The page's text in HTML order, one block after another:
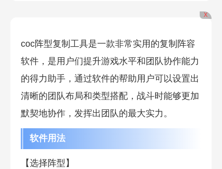
X
coc阵型复制工具是一款非常实用的复制阵容
软件，是用户们提升游戏水平和团队协作能力
的得力助手，通过软件的帮助用户可以设置出
清晰的团队布局和类型搭配，战斗时能够更加
默契地协作，发挥出团队的最大实力。
软件用法
【选择阵型】